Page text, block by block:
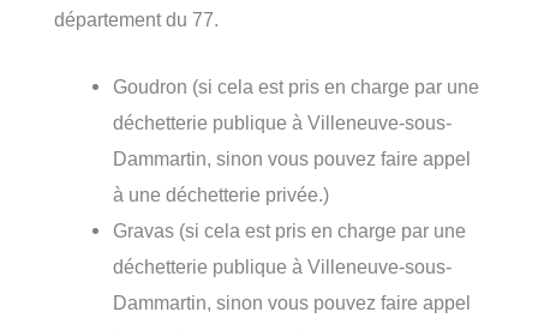
département du 77.
Goudron (si cela est pris en charge par une
déchetterie publique à Villeneuve-sous-
Dammartin, sinon vous pouvez faire appel
à une déchetterie privée.)
Gravas (si cela est pris en charge par une
déchetterie publique à Villeneuve-sous-
Dammartin, sinon vous pouvez faire appel